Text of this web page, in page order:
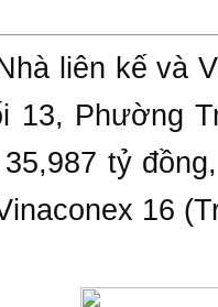
liên kế và
13, Phường
tỷ
16